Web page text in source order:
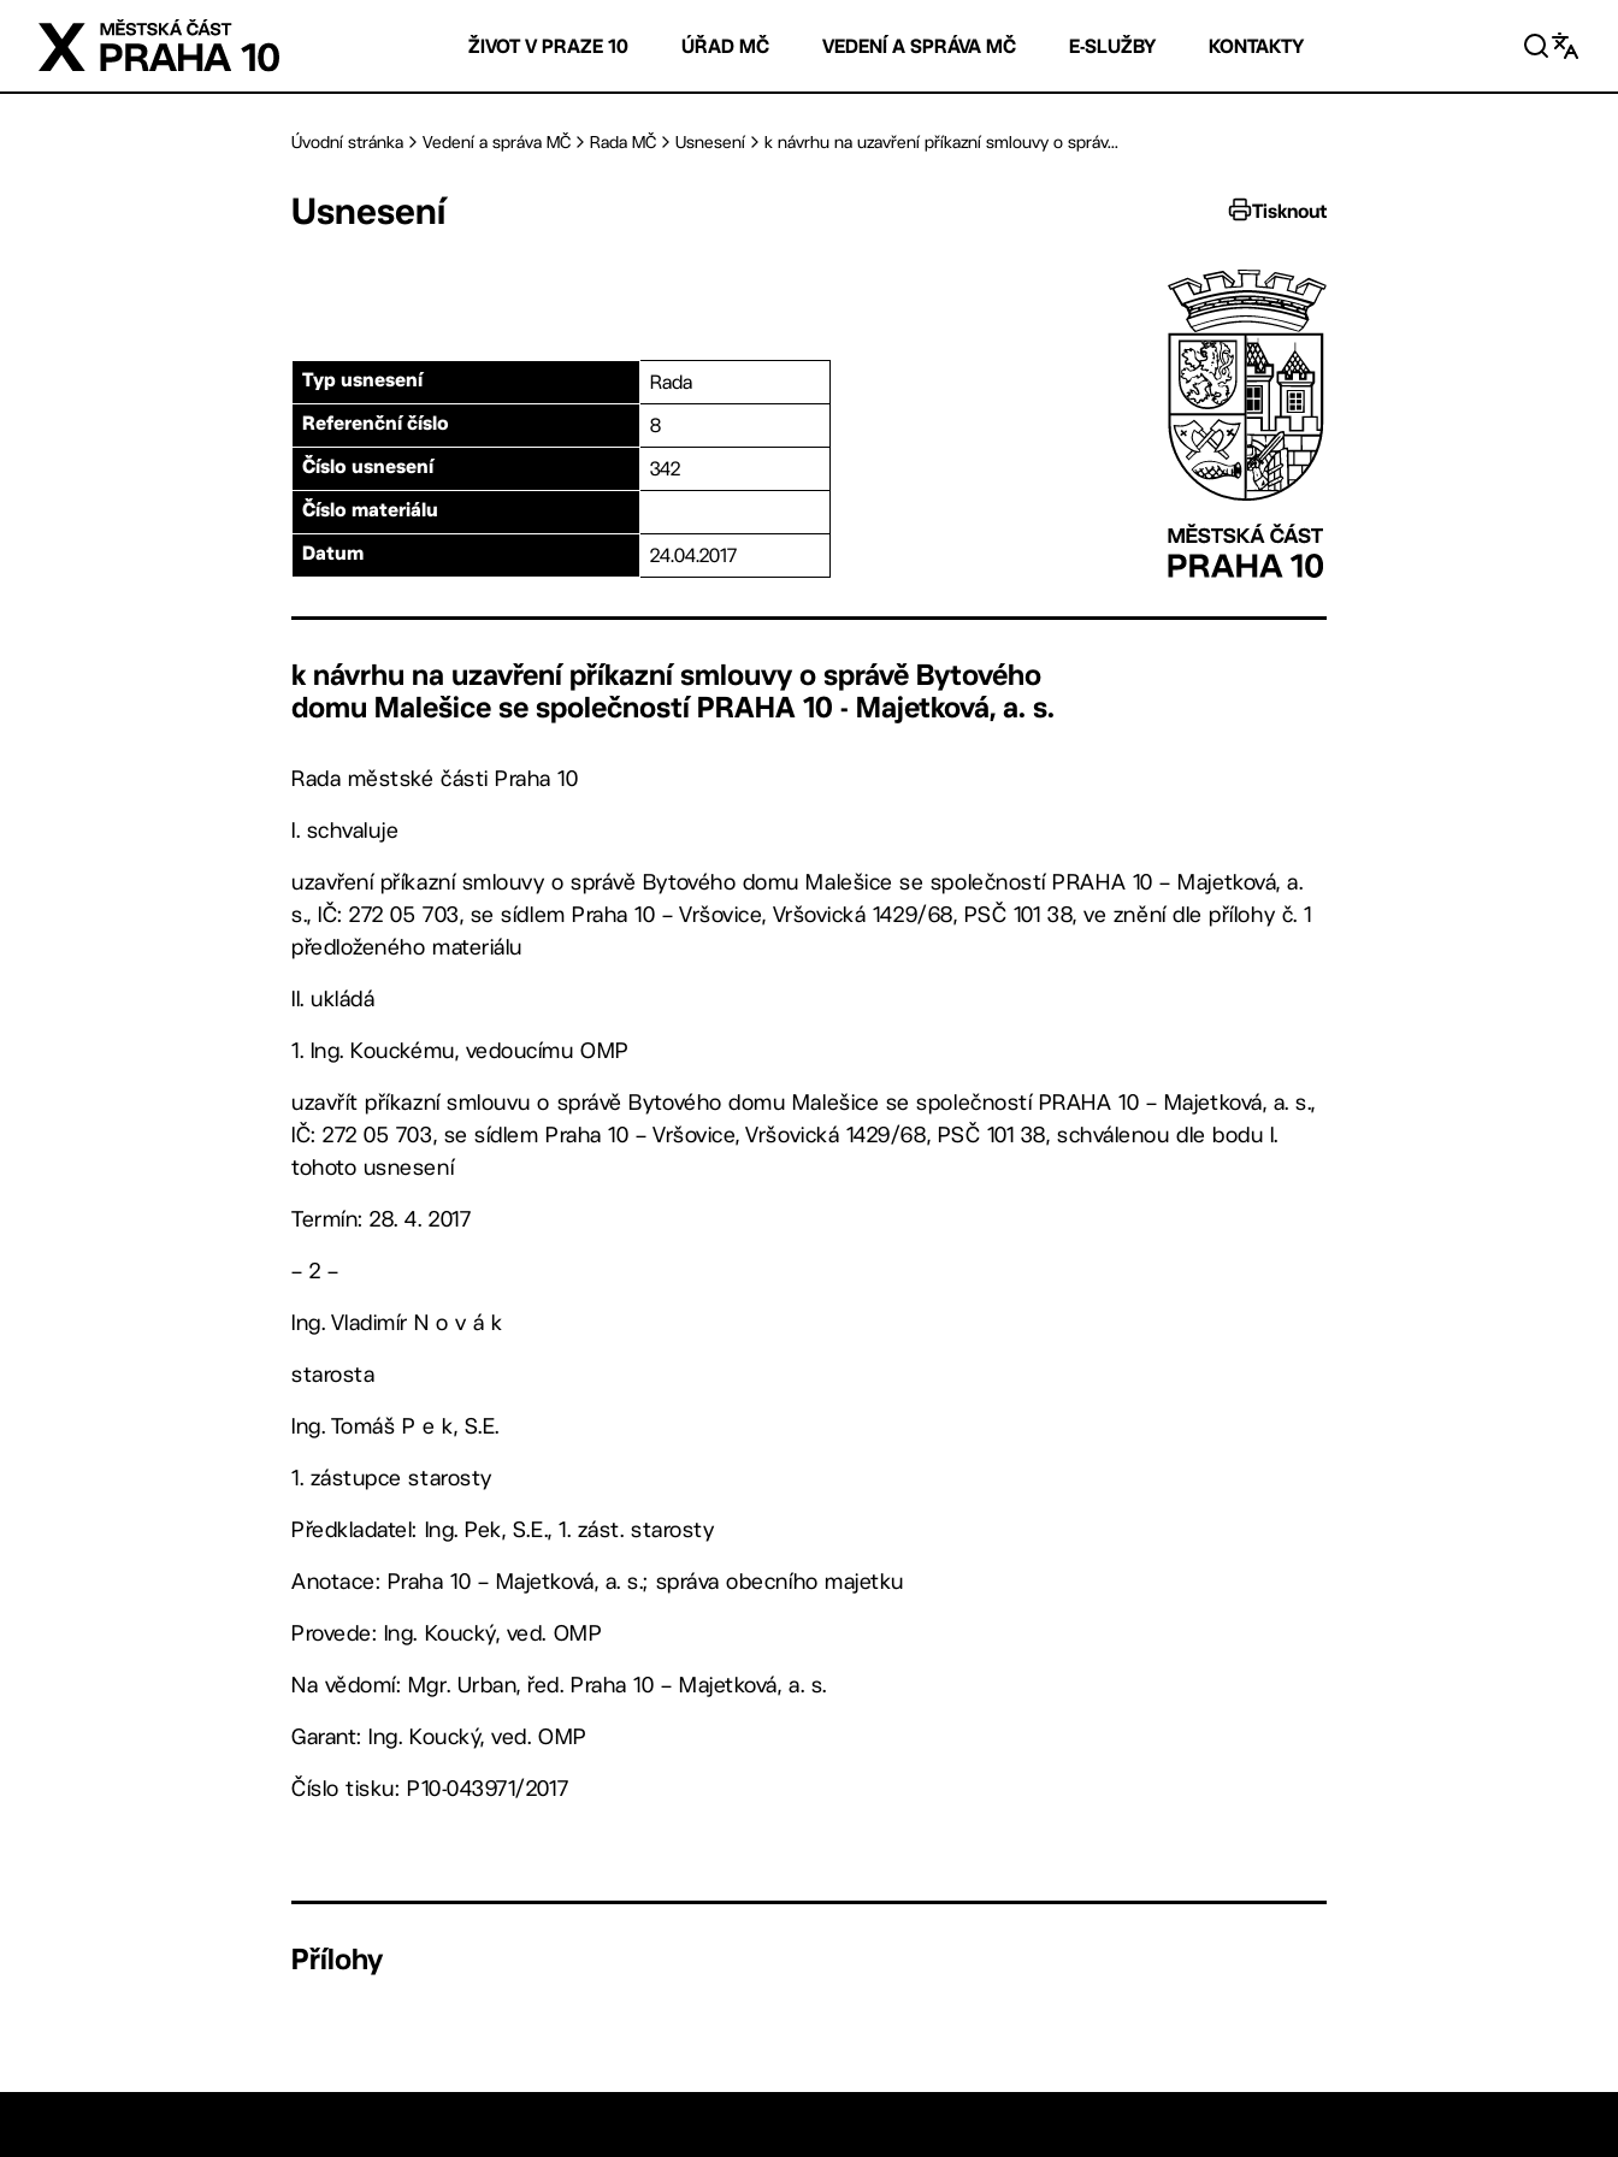
Přejít na hlavní obsah
ŽIVOT V PRAZE 10 ÚŘAD MČ VEDENÍ A SPRÁVA MČ E-SLUŽBY KONTAKTY
Úvodní stránka Vedení a správa MČ Rada MČ Usnesení k návrhu na uzavření příkazní smlouvy o správ...
Usnesení Tisknout
Typ usnesení Rada
Referenční číslo 8
Číslo usnesení 342
Číslo materiálu
Datum 24.04.2017
k návrhu na uzavření příkazní smlouvy o správě Bytového
domu Malešice se společností PRAHA 10 - Majetková, a. s.
Rada městské části Praha 10
I. schvaluje
uzavření příkazní smlouvy o správě Bytového domu Malešice se společností PRAHA 10 – Majetková, a.
s., IČ: 272 05 703, se sídlem Praha 10 – Vršovice, Vršovická 1429/68, PSČ 101 38, ve znění dle přílohy č. 1
předloženého materiálu
II. ukládá
1. Ing. Kouckému, vedoucímu OMP
uzavřít příkazní smlouvu o správě Bytového domu Malešice se společností PRAHA 10 – Majetková, a. s.,
IČ: 272 05 703, se sídlem Praha 10 – Vršovice, Vršovická 1429/68, PSČ 101 38, schválenou dle bodu I.
tohoto usnesení
Termín: 28. 4. 2017
– 2 –
Ing. Vladimír N o v á k
starosta
Ing. Tomáš P e k, S.E.
1. zástupce starosty
Předkladatel: Ing. Pek, S.E., 1. zást. starosty
Anotace: Praha 10 – Majetková, a. s.; správa obecního majetku
Provede: Ing. Koucký, ved. OMP
Na vědomí: Mgr. Urban, řed. Praha 10 – Majetková, a. s.
Garant: Ing. Koucký, ved. OMP
Číslo tisku: P10-043971/2017
Přílohy